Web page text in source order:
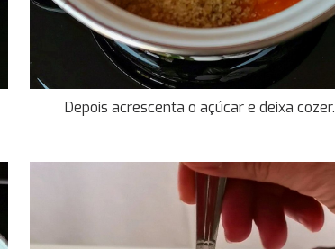
Depois acrescenta o açúcar e deixa cozer.